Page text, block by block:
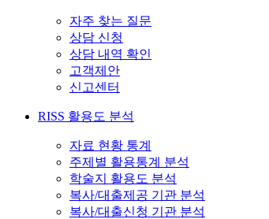
자주 찾는 질문
상담 신청
상담 내역 확인
고객제안
신고센터
RISS 활용도 분석
자료 현황 통계
주제별 활용통계 분석
학술지 활용도 분석
복사/대출제공 기관 분석
복사/대출신청 기관 분석